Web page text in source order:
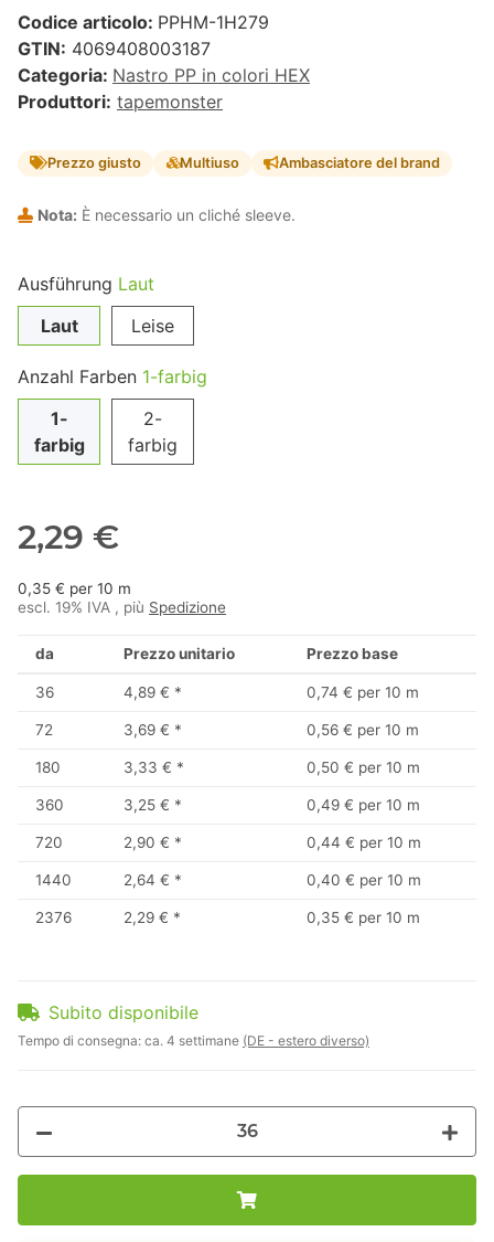
Codice articolo: PPHM-1H279
GTIN: 4069408003187
Categoria: Nastro PP in colori HEX
Produttori: tapemonster
Prezzo giusto Multiuso Ambasciatore del brand
Nota: È necessario un cliché sleeve.
Ausführung Laut
Laut
Leise
Anzahl Farben 1-farbig
1-
farbig
2-
farbig
2,29 €
0,35 € per 10 m
escl. 19% IVA , più Spedizione
da Prezzo unitario Prezzo base
36 4,89 € * 0,74 € per 10 m
72 3,69 € * 0,56 € per 10 m
180 3,33 € * 0,50 € per 10 m
360 3,25 € * 0,49 € per 10 m
720 2,90 € * 0,44 € per 10 m
1440 2,64 € * 0,40 € per 10 m
2376 2,29 € * 0,35 € per 10 m
Subito disponibile
Tempo di consegna: ca. 4 settimane (DE - estero diverso)